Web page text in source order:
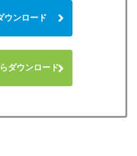
ウンロード
ダウンロード